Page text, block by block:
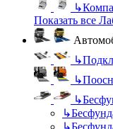
↳
Показать все
↳
↳
↳
↳
↳